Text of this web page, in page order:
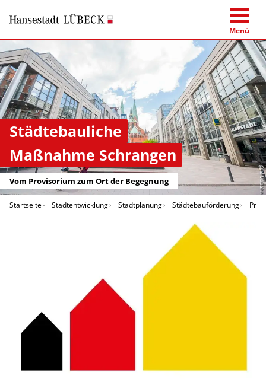
Menü
Olaf Malzahn
Städtebauliche
Maßnahme Schrangen
Vom Provisorium zum Ort der Begegnung
Startseite Stadtentwicklung Stadtplanung Städtebauförderung